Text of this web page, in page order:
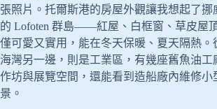
張照片。托爾斯港的房屋外觀讓我想起了挪
的 Lofoten 群島——紅屋、白框窗、草皮屋
僅可愛又實用，能在冬天保暖、夏天隔熱。
海灣另一邊，則是工業區，有幾座舊魚油工
作坊與展覽空間，還能看到造船廠內維修小
景。